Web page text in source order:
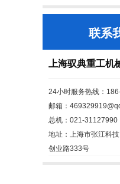
联系
上海驭典重工机
24小时服务热线：
邮箱：
总机：021-31127990
地址：上海市张江科
创业路333号